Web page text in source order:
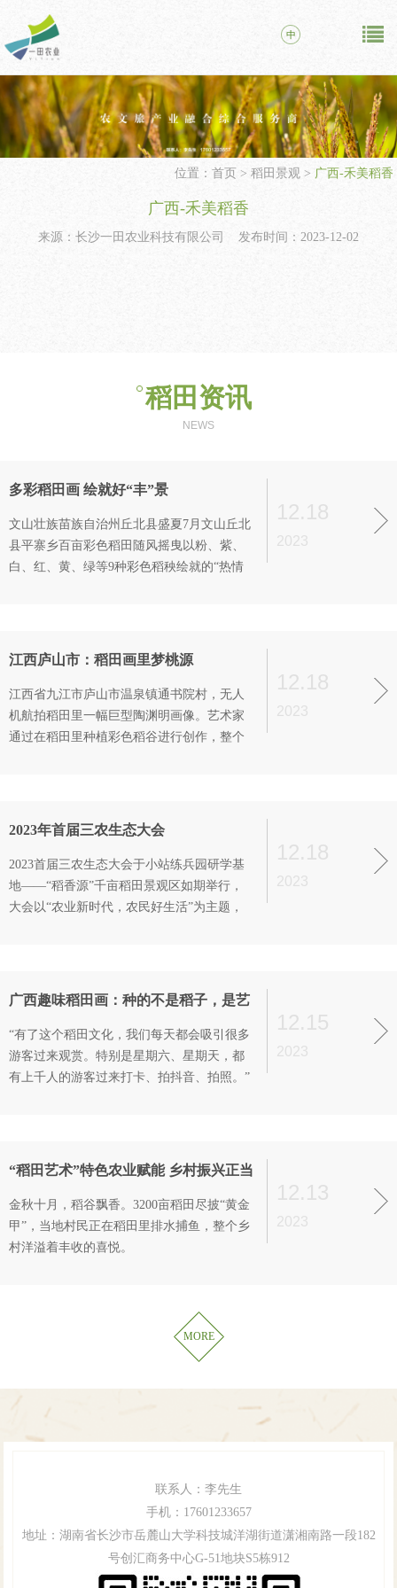
中
位置： 首页 > 稻田景观> 广西-禾美稻香
广西-禾美稻香
来源：长沙一田农业科技有限公司 发布时间：2023-12-02
稻田资讯
NEWS
多彩稻田画 绘就好“丰”景
文山壮族苗族自治州丘北县盛夏7月文山丘北
县平寨乡百亩彩色稻田随风摇曳以粉、紫、
白、红、黄、绿等9种彩色稻秧绘就的“热情
12.18
2023
江西庐山市：稻田画里梦桃源
江西省九江市庐山市温泉镇通书院村，无人
机航拍稻田里一幅巨型陶渊明画像。艺术家
通过在稻田里种植彩色稻谷进行创作，整个
12.18
2023
2023年首届三农生态大会
2023首届三农生态大会于小站练兵园研学基
地——“稻香源”千亩稻田景观区如期举行，
大会以“农业新时代，农民好生活”为主题，
12.18
2023
广西趣味稻田画：种的不是稻子，是艺
“有了这个稻田文化，我们每天都会吸引很多
游客过来观赏。特别是星期六、星期天，都
有上千人的游客过来打卡、拍抖音、拍照。”
12.15
2023
“稻田艺术”特色农业赋能 乡村振兴正当
金秋十月，稻谷飘香。3200亩稻田尽披“黄金
甲”，当地村民正在稻田里排水捕鱼，整个乡
村洋溢着丰收的喜悦。
12.13
2023
MORE
联系人： 李先生
手机： 17601233657
地址：湖南省长沙市岳麓山大学科技城洋湖街道潇湘南路一段182
号创汇商务中心G-51地块S5栋912